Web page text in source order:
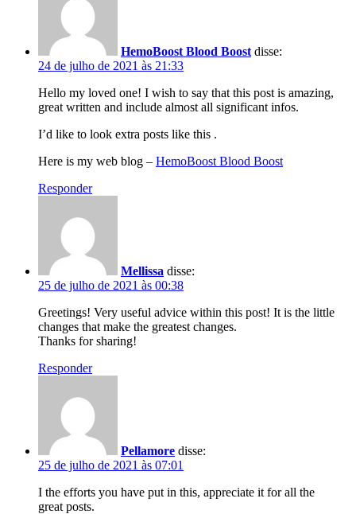
HemoBoost Blood Boost disse:
24 de julho de 2021 às 21:33
Hello my loved one! I wish to say that this post is amazing,
great written and include almost all significant infos.
I’d like to look extra posts like this .
Here is my web blog – HemoBoost Blood Boost
Responder
Mellissa disse:
25 de julho de 2021 às 00:38
Greetings! Very useful advice within this post! It is the little
changes that make the greatest changes.
Thanks for sharing!
Responder
Pellamore disse:
25 de julho de 2021 às 07:01
I the efforts you have put in this, appreciate it for all the
great posts.